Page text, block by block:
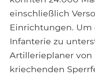
einschließlich
Einrichtungen. Um
Infanterie zu
Artillerieplaner von
kriechenden